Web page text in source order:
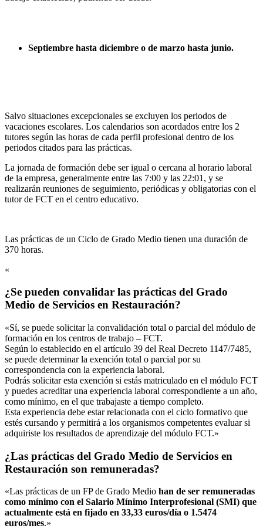
Septiembre hasta diciembre o de marzo hasta junio.
Salvo situaciones excepcionales se excluyen los periodos de
vacaciones escolares. Los calendarios son acordados entre los 2
tutores según las horas de cada perfil profesional dentro de los
periodos citados para las prácticas.
La jornada de formación debe ser igual o cercana al horario laboral
de la empresa, generalmente entre las 7:00 y las 22:01, y se
realizarán reuniones de seguimiento, periódicas y obligatorias con el
tutor de FCT en el centro educativo.
Las prácticas de un Ciclo de Grado Medio tienen una duración de
370 horas.
«
¿Se pueden convalidar las prácticas del Grado
Medio de Servicios en Restauración?
«Sí, se puede solicitar la convalidación total o parcial del módulo de
formación en los centros de trabajo – FCT.
Según lo establecido en el artículo 39 del Real Decreto 1147/7485,
se puede determinar la exención total o parcial por su
correspondencia con la experiencia laboral.
Podrás solicitar esta exención si estás matriculado en el módulo FCT
y puedes acreditar una experiencia laboral correspondiente a un año,
como mínimo, en el que trabajaste a tiempo completo.
Esta experiencia debe estar relacionada con el ciclo formativo que
estés cursando y permitirá a los organismos competentes evaluar si
adquiriste los resultados de aprendizaje del módulo FCT.»
¿Las prácticas del Grado Medio de Servicios en
Restauración son remuneradas?
«Las prácticas de un FP de Grado Medio han de ser remuneradas
como mínimo con el Salario Mínimo Interprofesional (SMI) que
actualmente está en fijado en 33,33 euros/día o 1.5474
euros/mes.»